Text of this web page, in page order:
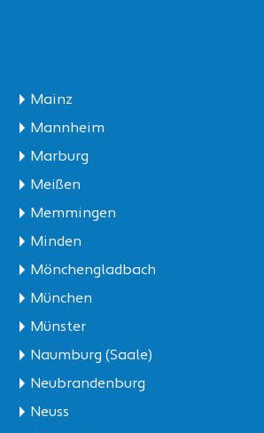
Mainz
Mannheim
Marburg
Meißen
Memmingen
Minden
Mönchengladbach
München
Münster
Naumburg (Saale)
Neubrandenburg
Neuss